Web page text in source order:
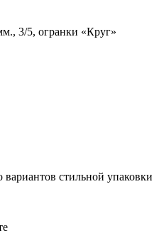
3/5, огранки «Круг»
стильной упаковки